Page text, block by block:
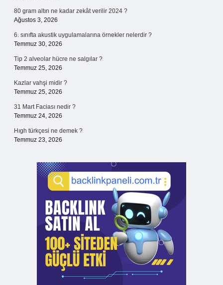
80 gram altın ne kadar zekât verilir 2024 ?
Ağustos 3, 2026
6. sınıfta akustik uygulamalarına örnekler nelerdir ?
Temmuz 30, 2026
Tip 2 alveolar hücre ne salgılar ?
Temmuz 25, 2026
Kazlar vahşi midir ?
Temmuz 25, 2026
31 Mart Faciası nedir ?
Temmuz 24, 2026
Hıgh türkçesi ne demek ?
Temmuz 23, 2026